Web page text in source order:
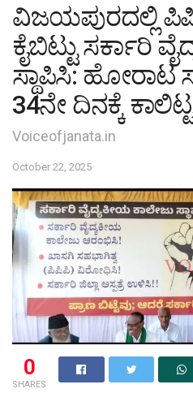
ವಿಜಯಪುರದಲ್ಲಿ
ಕೈಬಿಟ್ಟು ಸರ್ಕಾರಿ
ಸ್ಥಾಪಿಸಿ:
34ನೇ ದಿನಕ್ಕೆ
Voiceofjanata.in
October 22, 2025
0
SHARES